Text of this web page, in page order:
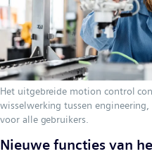
Het uitgebreide motion control
wisselwerking tussen
voor alle gebruikers.
Nieuwe functies van